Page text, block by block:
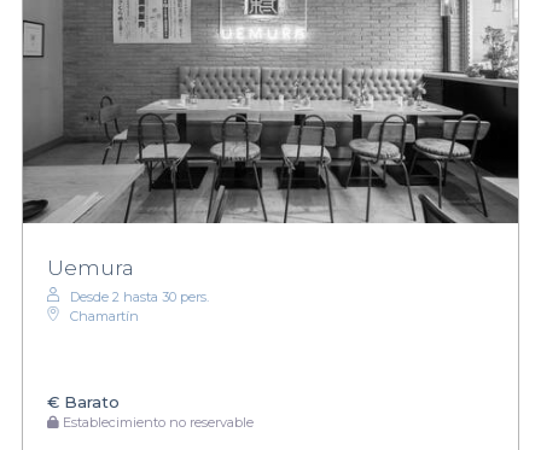
Uemura
Desde 2 hasta 30 pers.
Chamartín
€ Barato
Establecimiento no reservable